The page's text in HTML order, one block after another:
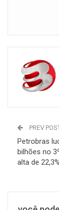
PREV
Petrobras
bilhões no
alta de 22,3%